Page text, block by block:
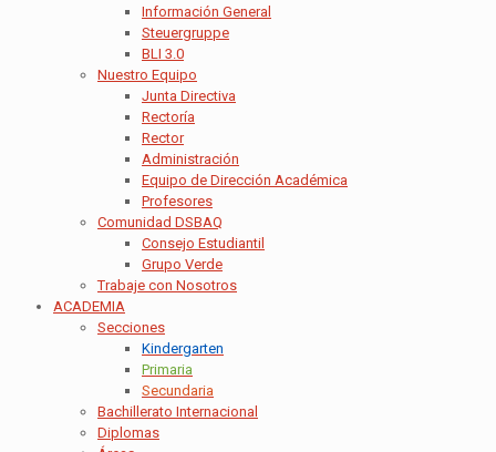
Información General
Steuergruppe
BLI 3.0
Nuestro Equipo
Junta Directiva
Rectoría
Rector
Administración
Equipo de Dirección Académica
Profesores
Comunidad DSBAQ
Consejo Estudiantil
Grupo Verde
Trabaje con Nosotros
ACADEMIA
Secciones
Kindergarten
Primaria
Secundaria
Bachillerato Internacional
Diplomas